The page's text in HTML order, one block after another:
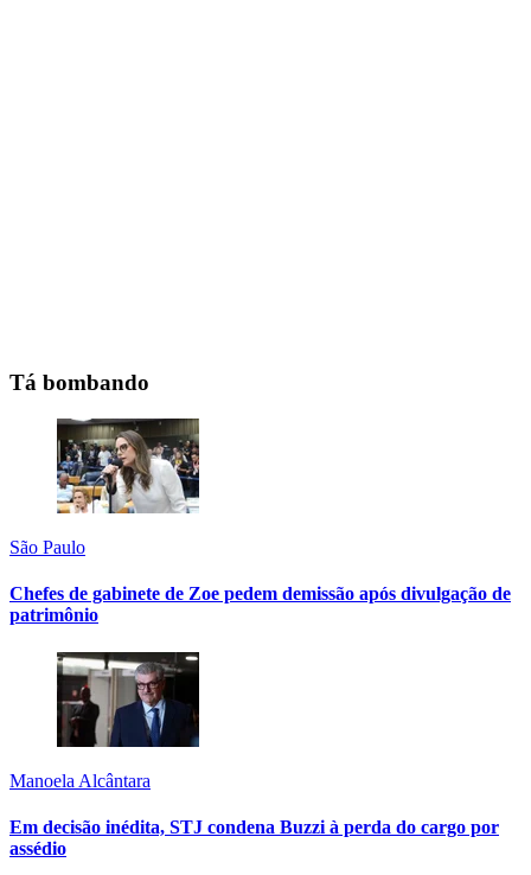
Tá bombando
São Paulo
Chefes de gabinete de Zoe pedem demissão após divulgação de
patrimônio
Manoela Alcântara
Em decisão inédita, STJ condena Buzzi à perda do cargo por
assédio